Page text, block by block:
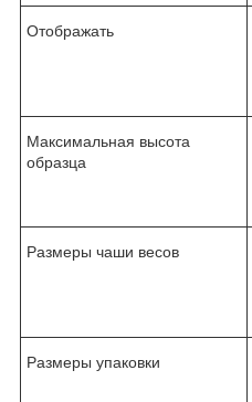
Отображать
Максимальная высота
образца
Размеры чаши весов
Размеры упаковки